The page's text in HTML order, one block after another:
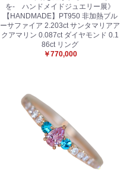
を- ハンドメイドジュエリー展》
【HANDMADE】PT950 非加熱ブル
ーサファイア 2.203ct サンタマリアア
クアマリン 0.087ct ダイヤモンド 0.1
86ct リング
￥770,000